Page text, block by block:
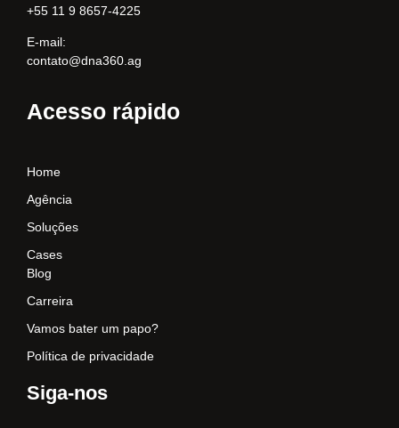
+55 11 9 8657-4225
E-mail:
contato@dna360.ag
Acesso rápido
Home
Agência
Soluções
Cases
Blog
Carreira
Vamos bater um papo?
Política de privacidade
Siga-nos